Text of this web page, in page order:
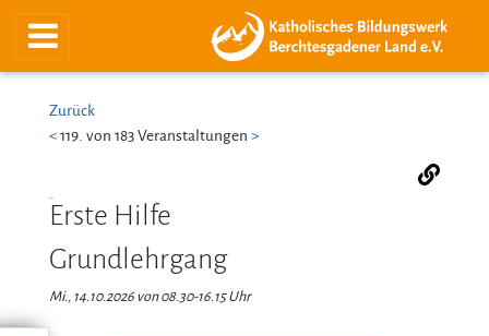
Zurück
< 119. von 183 Veranstaltungen >
Erste Hilfe
Grundlehrgang
Mi., 14.10.2026 von 08.30-16.15 Uhr